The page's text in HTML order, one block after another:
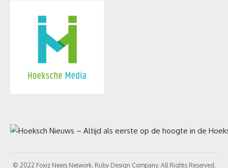
© 2022 Foxiz News Network. Ruby Design Company. All Rights Reserved.